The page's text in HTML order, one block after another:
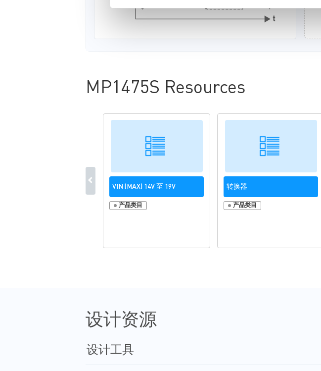
MP1475S Resources
VIN (MAX) 14V 至 19V
产品类目
转换器
产品类目
设计资源
设计工具